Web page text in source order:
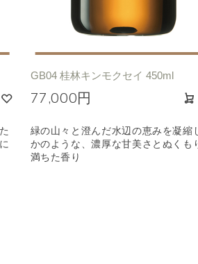
GB04 桂林キンモクセイ 450ml
77,000円
緑の山々と澄んだ水辺の恵みを凝縮
かのような、濃厚な甘美さとぬくも
満ちた香り